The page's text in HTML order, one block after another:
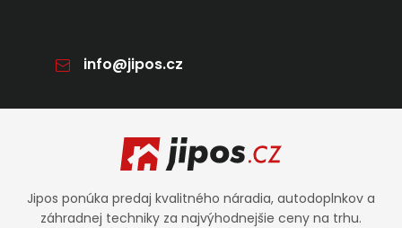
info@jipos.cz
Jipos ponúka predaj kvalitného náradia, autodoplnkov a
záhradnej techniky za najvýhodnejšie ceny na trhu.